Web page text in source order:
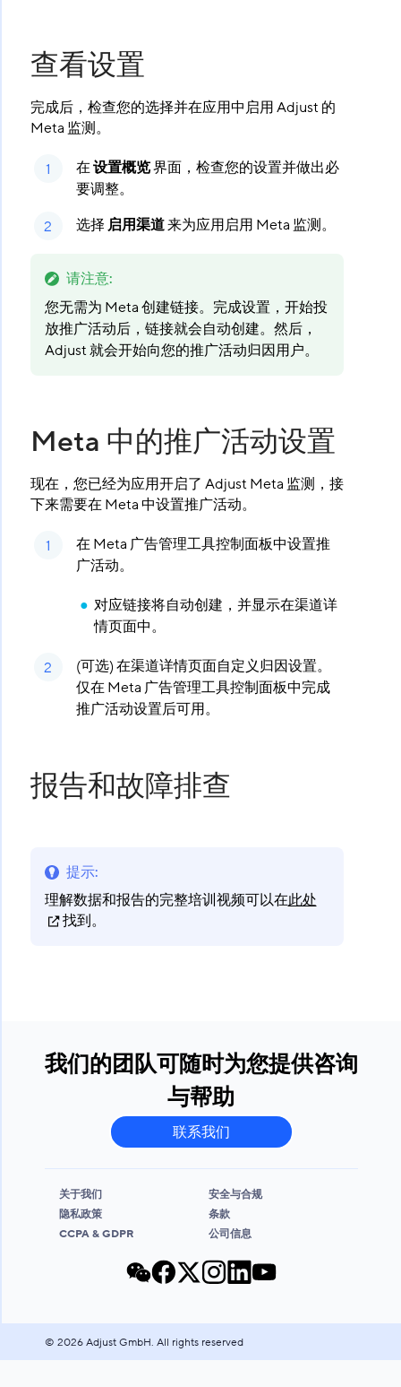
查看设置
完成后，检查您的选择并在应用中启用 Adjust 的
Meta 监测。
在设置概览​ 界面，检查您的设置并做出必
要调整。
选择启用渠道​ 来为应用启用 Meta 监测。
请注意:
您无需为 Meta 创建链接。完成设置，开始投
放推广活动后，链接就会自动创建。然后，
Adjust 就会开始向您的推广活动归因用户。
Meta 中的推广活动设置
现在，您已经为应用开启了 Adjust Meta 监测，接
下来需要在 Meta 中设置推广活动。
在 Meta 广告管理工具控制面板中设置推
广活动。
对应链接将自动创建，并显示在渠道详
情页面中。
(可选) 在渠道详情页面自定义归因设置。
仅在 Meta 广告管理工具控制面板中完成
推广活动设置后可用。
报告和故障排查
提示:
理解数据和报告的完整培训视频可以在此处
找到。
我们的团队可随时为您提供咨询
与帮助
联系我们
关于我们
安全与合规
隐私政策
条款
CCPA & GDPR
公司信息
© 2026Adjust GmbH. All rights reserved